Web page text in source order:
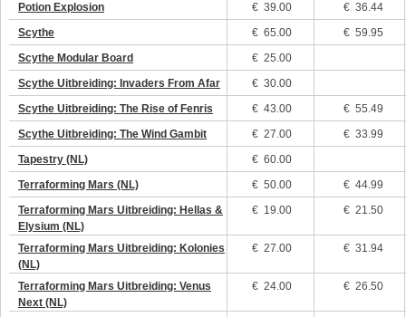
Potion Explosion €39.00
€ 36.44
Scythe
€65.00
€ 59.95
Scythe Modular Board
€25.00
Scythe Uitbreiding: Invaders From Afar
€30.00
Scythe Uitbreiding: The Rise of Fenris
€43.00
€ 55.49
Scythe Uitbreiding: The Wind Gambit
€27.00
€ 33.99
Tapestry (NL)
€60.00
Terraforming Mars (NL)
€50.00
€ 44.99
Terraforming Mars Uitbreiding: Hellas &
Elysium (NL)
€ 19.00 € 21.50
Terraforming Mars Uitbreiding: Kolonies
(NL)
€27.00 € 31.94
Terraforming Mars Uitbreiding: Venus
Next (NL)
€24.00 € 26.50